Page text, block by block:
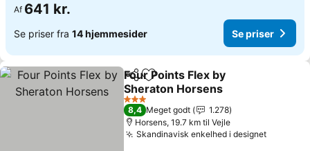
Af 641 kr.
Se priser fra 14 hjemmesider Se priser
Del Føj til favoritter
Four Points Flex by
Sheraton Horsens
Se priser
3 Stjerner
8,4 Meget godt
1.278
Horsens, 19.7 km til Vejle
Skandinavisk enkelhed i designetSe